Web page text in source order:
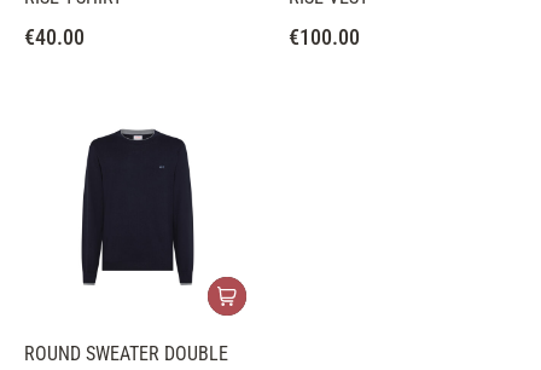
€40.00 €100.00
ROUND SWEATER DOUBLE